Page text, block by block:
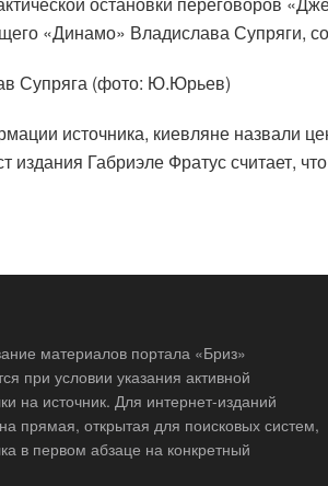
«Динамо» Владислава Супряги,
Супряга (фото: Ю.Юрьев)
источника, киевляне назвали
издания Габриэле Фратус считает,
материалов портала «Бриз»
при условии указания активной
на источник. Для интернет-изданий
прямая, открытая для поисковых систем,
в первом абзаце на конкретный